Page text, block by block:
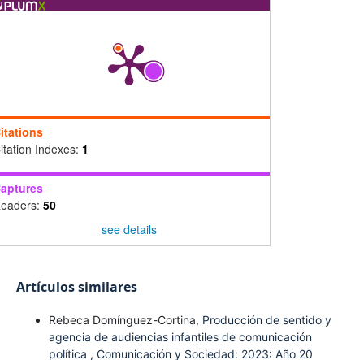
Indexes: 1
50
see details
Artículos similares
Rebeca Domínguez-Cortina, Producción de sentido y
agencia de audiencias infantiles de comunicación
política , Comunicación y Sociedad: 2023: Año 20